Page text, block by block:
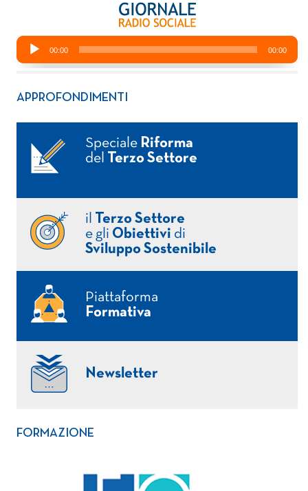
APPROFONDIMENTI
Speciale Riforma
del
Terzo Settore
il
Terzo Settore
e gli Obiettivi di
Sviluppo Sostenibile
Piattaforma
Formativa
Newsletter
FORMAZIONE